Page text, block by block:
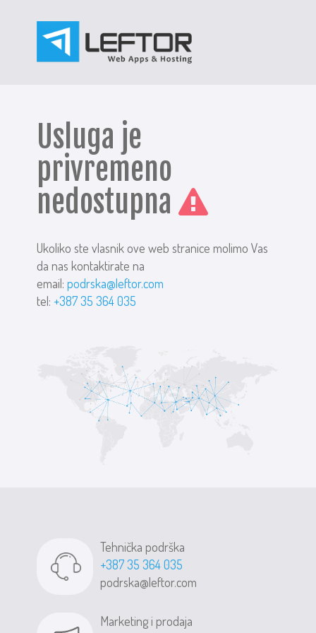
Usluga je
privremeno
nedostupna
Ukoliko ste vlasnik ove web stranice molimo Vas
da nas kontaktirate na
email:podrska@leftor.com
tel: +387 35 364 035
Tehnička podrška
+387 35 364 035
podrska@leftor.com
Marketing i prodaja